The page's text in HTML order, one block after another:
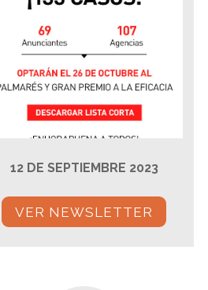
12 DE SEPTIEMBRE 2023
VER NEWSLETTER